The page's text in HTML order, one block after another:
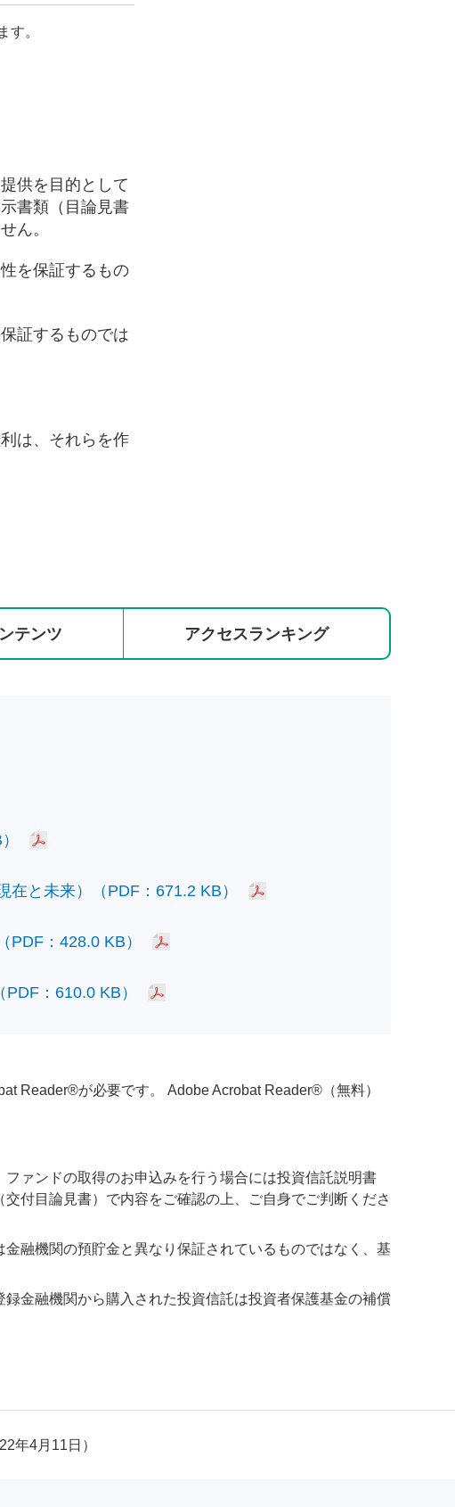
す。
供を目的として
書類（目論見書
ん。
を保証するもの
証するものでは
は、それらを作
テンツ アクセスランキング
と未来）（PDF：671.2 KB）
：428.0 KB）
：610.0 KB）
Reader®が必要です。 Adobe Acrobat Reader®（無料）
ァンドの取得のお申込みを行う場合には投資信託説明書
付目論見書）で内容をご確認の上、ご自身でご判断くださ
融機関の預貯金と異なり保証されているものではなく、基
金融機関から購入された投資信託は投資者保護基金の補償
年4月11日）